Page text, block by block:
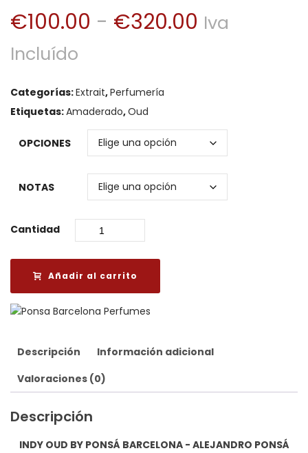
€100.00 - €320.00 Rango
€100.00
hasta
€320.00
Iva
Incluído
Categorías:Extrait,Perfumería
Etiquetas:Amaderado,Oud
OPCIONES
NOTAS
Cantidad
Añadir al carrito
Descripción
Información adicional
Valoraciones (0)
Descripción
INDY OUD BY PONSÁ BARCELONA - ALEJANDRO PONSÁ